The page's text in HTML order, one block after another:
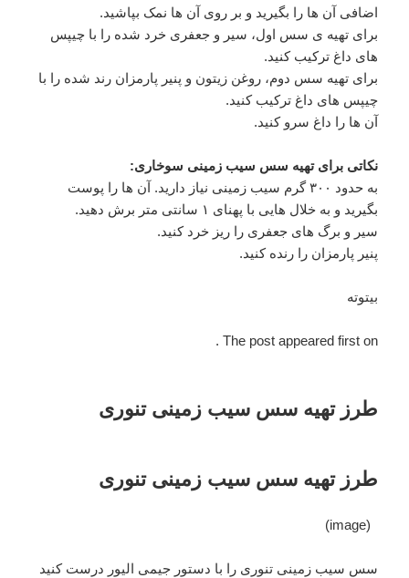
اضافی آن ها را بگیرید و بر روی آن ها نمک بپاشید.
برای تهیه ی سس اول، سیر و جعفری خرد شده را با چیپس
های داغ ترکیب کنید.
برای تهیه سس دوم، روغن زیتون و پنیر پارمزان رند شده را با
چیپس های داغ ترکیب کنید.
آن ها را داغ سرو کنید.
نکاتی برای تهیه سس سیب زمینی سوخاری:
به حدود ۳۰۰ گرم سیب زمینی نیاز دارید. آن ها را پوست
بگیرید و به خلال هایی با پهنای ۱ سانتی متر برش دهید.
سیر و برگ های جعفری را ریز خرد کنید.
پنیر پارمزان را رنده کنید.
بیتوته
The post appeared first on .
طرز تهیه سس سیب زمینی تنوری
طرز تهیه سس سیب زمینی تنوری
(image)
سس سیب زمینی تنوری را با دستور جیمی الیور درست کنید